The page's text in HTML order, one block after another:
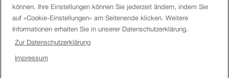
GOTTHARD GOTTHARD-BASISTUNNEL GÜTERVERKEHR
GÜTERWAGEN INNOVATION KOMBINIERTER VERKEHR
LOGISTIK SBB CARGO
SCHIENENGÜTERVERKEHR
können. Ihre Einstellungen können Sie jederzeit ändern, indem Sie
auf «Cookie-Einstellungen» am Seitenende klicken. Weitere
Informationen erhalten Sie in unserer Datenschutzerklärung.
Zur Datenschutzerklärung
Impressum